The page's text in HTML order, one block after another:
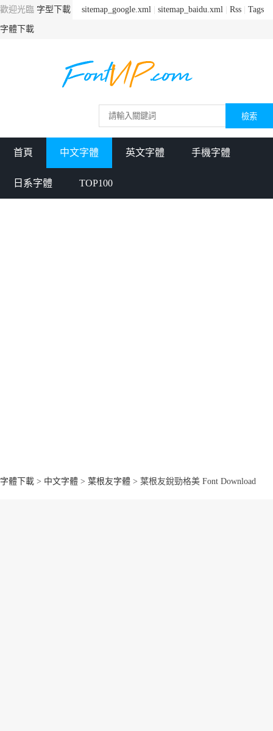
sitemap_google.xml sitemap_baidu.xml Rss Tags
歡迎光臨 字型下載
字體下載
首頁 中文字體 英文字體 手機字體
日系字體 TOP100
字體下載 > 中文字體 > 葉根友字體 > 葉根友銳勁格美 Font Download